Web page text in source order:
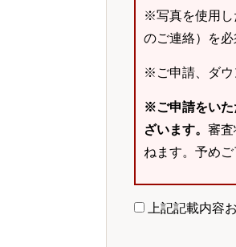
※写真を使用し
のご連絡）を必
※ご申請、ダウ
※ご申請をいた
ざいます。 審
ねます。予めご
上記記載内容